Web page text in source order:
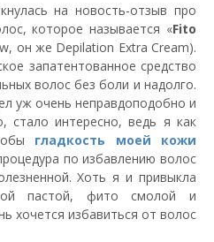
на новость-отзыв про
которое называется «Fito
он же Depilation Extra Cream).
запатентованное средство
волос без боли и надолго.
уж очень неправдоподобно и
стало интересно, ведь я как
гладкость моей кожи
по избавлению волос
Хоть я и привыкла
пастой, фито смолой и
хочется избавиться от волос